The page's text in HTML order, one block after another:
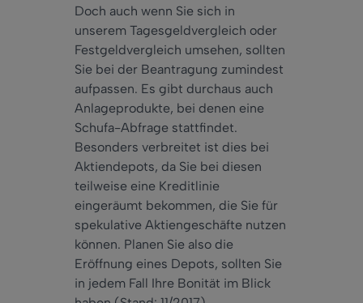
Doch auch wenn Sie sich in
unserem Tagesgeldvergleich oder
Festgeldvergleich umsehen, sollten
Sie bei der Beantragung zumindest
aufpassen. Es gibt durchaus auch
Anlageprodukte, bei denen eine
Schufa-Abfrage stattfindet.
Besonders verbreitet ist dies bei
Aktiendepots, da Sie bei diesen
teilweise eine Kreditlinie
eingeräumt bekommen, die Sie für
spekulative Aktiengeschäfte nutzen
können. Planen Sie also die
Eröffnung eines Depots, sollten Sie
in jedem Fall Ihre Bonität im Blick